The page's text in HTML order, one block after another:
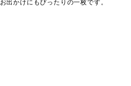
出かけにもぴったりの一枚です。